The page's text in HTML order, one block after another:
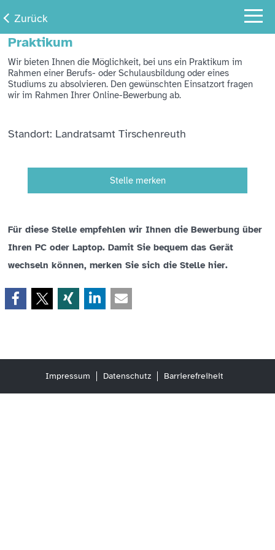
Zurück
Praktikum
Wir bieten Ihnen die Möglichkeit, bei uns ein Praktikum im
Rahmen einer Berufs- oder Schulausbildung oder eines
Studiums zu absolvieren. Den gewünschten Einsatzort fragen
wir im Rahmen Ihrer Online-Bewerbung ab.
Standort: Landratsamt Tirschenreuth
Stelle merken
Für diese Stelle empfehlen wir Ihnen die Bewerbung über
Ihren PC oder Laptop. Damit Sie bequem das Gerät
wechseln können, merken Sie sich die Stelle hier.
Impressum Datenschutz Barrierefreiheit